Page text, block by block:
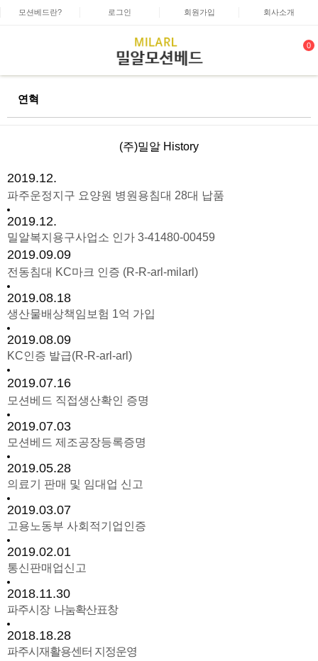
모션베드란? 로그인 회원가입 회사소개
0
연혁
(주)밀알 History
2019.12.
파주운정지구 요양원 병원용침대 28대 납품
2019.12.
밀알복지용구사업소 인가 3-41480-00459
2019.09.09
전동침대 KC마크 인증 (R-R-arl-milarl)
2019.08.18
생산물배상책임보험 1억 가입
2019.08.09
KC인증 발급(R-R-arl-arl)
2019.07.16
모션베드 직접생산확인 증명
2019.07.03
모션베드 제조공장등록증명
2019.05.28
의료기 판매 및 임대업 신고
2019.03.07
고용노동부 사회적기업인증
2019.02.01
통신판매업신고
2018.11.30
파주시장 나눔확산표창
2018.18.28
파주시재활용센터 지정운영